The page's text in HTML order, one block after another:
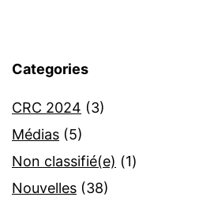
Categories
CRC 2024 (3)
Médias (5)
Non classifié(e) (1)
Nouvelles (38)